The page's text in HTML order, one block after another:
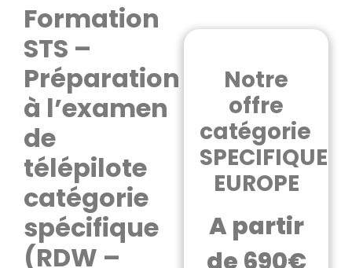
Formation
STS –
Préparation
à l’examen
de
télépilote
catégorie
spécifique
(RDW –
Notre
offre
catégorie
SPECIFIQUE
EUROPE
A partir